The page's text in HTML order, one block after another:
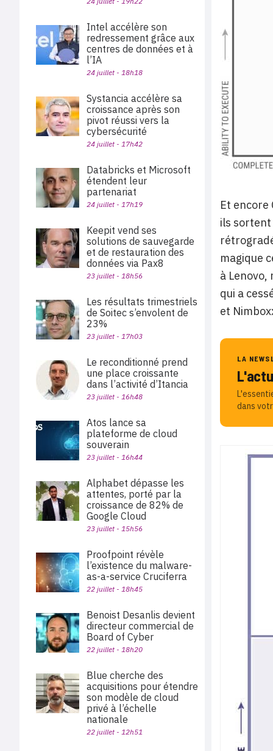
Et encore
ils sortent
magique
à
qui a
et
LA
dans
Intel accélère son
redressement grâce aux
centres de données et à
l’IA
24 juillet - 18h18
Systancia accélère sa
croissance après son
pivot réussi vers la
cybersécurité
24 juillet - 17h42
Databricks et Microsoft
étendent leur
partenariat
24 juillet - 17h19
Keepit vend ses
solutions de sauvegarde
et de restauration des
données via Pax8
23 juillet - 18h56
Les résultats trimestriels
de Soitec s’envolent de
23%
23 juillet - 17h03
Le reconditionné prend
une place croissante
dans l’activité d’Itancia
23 juillet - 16h48
Atos lance sa
plateforme de cloud
souverain
23 juillet - 16h44
Alphabet dépasse les
attentes, porté par la
croissance de 82% de
Google Cloud
23 juillet - 15h56
Proofpoint révèle
l’existence du malware-
as-a-service Cruciferra
22 juillet - 18h45
Benoist Desanlis devient
directeur commercial de
Board of Cyber
22 juillet - 18h20
Blue cherche des
acquisitions pour étendre
son modèle de cloud
privé à l’échelle
nationale
22 juillet - 12h51